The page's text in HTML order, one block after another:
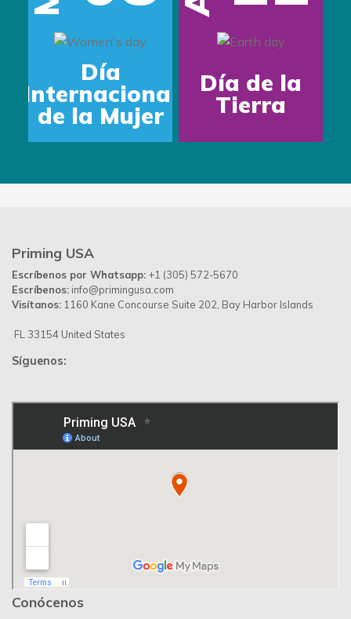
Día
Internacional
de la Mujer
Día de la
Tierra
Priming USA
Escríbenos por Whatsapp: +1 (305) 572-5670
Escríbenos: info@primingusa.com
Visítanos: 1160 Kane Concourse Suite 202, Bay Harbor Islands
FL 33154 United States
Síguenos:
Conócenos